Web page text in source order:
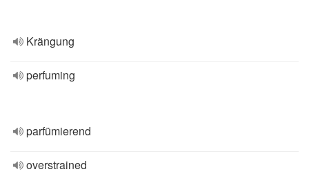
Krängung
perfuming
parfümierend
overstrained